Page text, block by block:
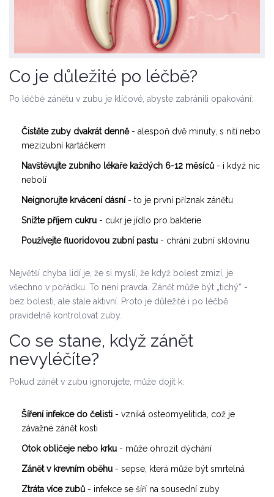
Co je důležité po léčbě?
Po léčbě zánětu v zubu je klíčové, abyste zabránili opakování:
Čistěte zuby dvakrát denně- alespoň dvě minuty, s nití nebo
mezizubní kartáčkem
Navštěvujte zubního lékaře každých 6-12 měsíců- i když nic
nebolí
Neignorujte krvácení dásní- to je první příznak zánětu
Snížte příjem cukru - cukr je jídlo pro bakterie
Používejte fluoridovou zubní pastu - chrání zubní sklovinu
Největší chyba lidí je, že si myslí, že když bolest zmizí, je
všechno v pořádku. To není pravda. Zánět může být „tichý“ -
bez bolesti, ale stále aktivní. Proto je důležité i po léčbě
pravidelně kontrolovat zuby.
Co se stane, když zánět
nevyléčíte?
Pokud zánět v zubu ignorujete, může dojít k:
Šíření infekce do čelisti - vzniká osteomyelitida, což je
závažné zánět kosti
Otok obličeje nebo krku - může ohrozit dýchání
Zánět v krevním oběhu - sepse, která může být smrtelná
Ztráta více zubů- infekce se šíří na sousední zuby